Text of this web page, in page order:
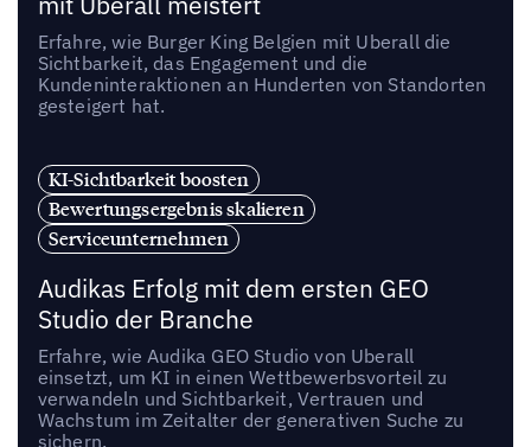
Erfahre, wie Burger King Belgien mit Uberall die
Sichtbarkeit, das Engagement und die
Kundeninteraktionen an Hunderten von Standorten
gesteigert hat.
KI-Sichtbarkeit boosten
Bewertungsergebnis skalieren
Serviceunternehmen
Audikas Erfolg mit dem ersten GEO
Studio der Branche
Erfahre, wie Audika GEO Studio von Uberall
einsetzt, um KI in einen Wettbewerbsvorteil zu
verwandeln und Sichtbarkeit, Vertrauen und
Wachstum im Zeitalter der generativen Suche zu
sichern.